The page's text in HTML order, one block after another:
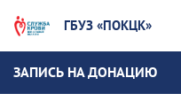
ГБУЗ «ПОКЦК»
ЗАПИСЬ НА ДОНАЦИЮ